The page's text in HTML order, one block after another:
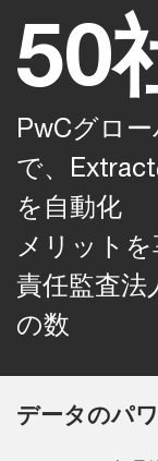
50
PwCグロ
で、
を自動化
メリット
責任監査法
の数
データのパ